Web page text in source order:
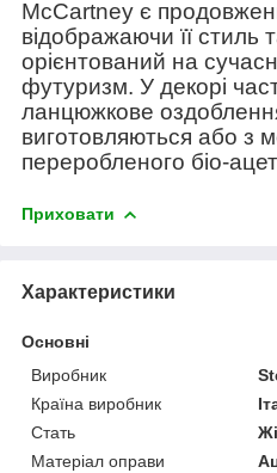
McCartney є
відображаючи її стиль
орієнтований на
футуризм. У декорі
ланцюжкове
виготовляються або з
переробленого біо-
Приховати
Характеристики
Основні
Виробник
Країна виробник
Стать
Матеріал оправи